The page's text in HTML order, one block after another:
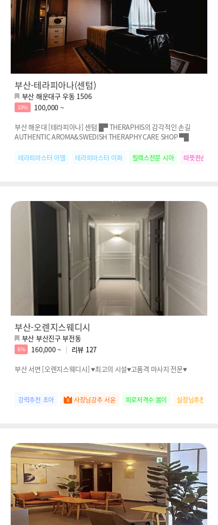
부산-테라피아나(센텀)
부산 해운대구 우동 1506
10%
100,000 ~
부산 해운대 [테라피아나] 센텀 █▀ THERAPHIS의 감각적인 손길
AUTHENTIC AROMA&SWEDISH THERAPHY CARE SHOP ▀█
테라피마스터 아델 테라피마스터 이화 릴렉스전문 시아 따뜻한손길
부산-오렌지스웨디시
부산 부산진구 부전동
6% 160,000 ~ 리뷰 127
부산 서면 [오렌지스웨디시] ♥최고의 시설♥고품격 마사지 전문♥
강력추천 초아 사장님강추 서윤 피로저격수 봄이 실장님추천 하율